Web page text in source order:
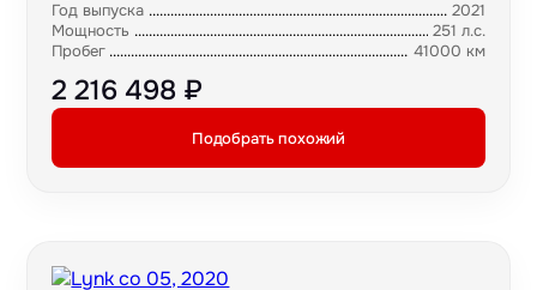
Год выпуска
2021
Мощность
251 л.с.
Пробег
41000 км
2 216 498 ₽
Подобрать похожий